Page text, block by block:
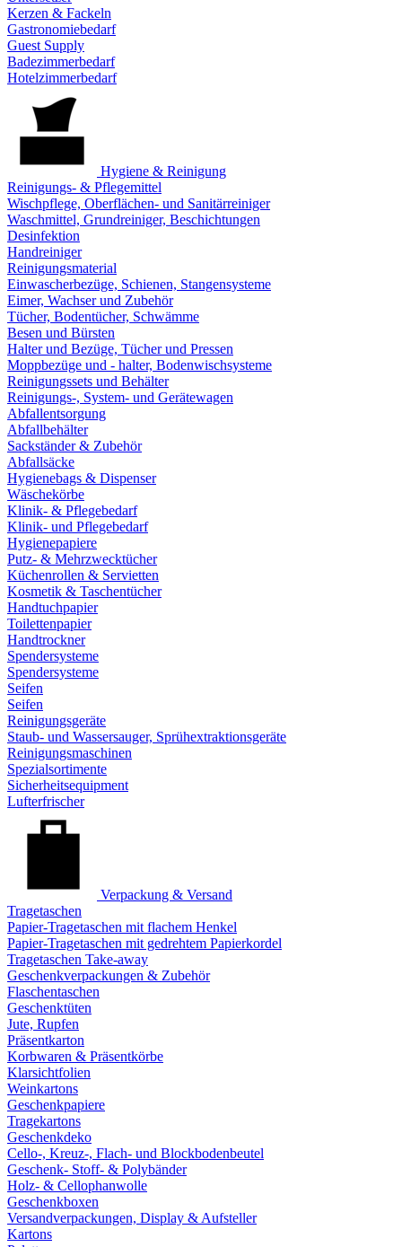
Kerzen & Fackeln
Gastronomiebedarf
Guest Supply
Badezimmerbedarf
Hotelzimmerbedarf
Hygiene & Reinigung
Reinigungs- & Pflegemittel
Wischpflege, Oberflächen- und Sanitärreiniger
Waschmittel, Grundreiniger, Beschichtungen
Desinfektion
Handreiniger
Reinigungsmaterial
Einwascherbezüge, Schienen, Stangensysteme
Eimer, Wachser und Zubehör
Tücher, Bodentücher, Schwämme
Besen und Bürsten
Halter und Bezüge, Tücher und Pressen
Moppbezüge und - halter, Bodenwischsysteme
Reinigungssets und Behälter
Reinigungs-, System- und Gerätewagen
Abfallentsorgung
Abfallbehälter
Sackständer & Zubehör
Abfallsäcke
Hygienebags & Dispenser
Wäschekörbe
Klinik- & Pflegebedarf
Klinik- und Pflegebedarf
Hygienepapiere
Putz- & Mehrzwecktücher
Küchenrollen & Servietten
Kosmetik & Taschentücher
Handtuchpapier
Toilettenpapier
Handtrockner
Spendersysteme
Spendersysteme
Seifen
Seifen
Reinigungsgeräte
Staub- und Wassersauger, Sprühextraktionsgeräte
Reinigungsmaschinen
Spezialsortimente
Sicherheitsequipment
Lufterfrischer
Verpackung & Versand
Tragetaschen
Papier-Tragetaschen mit flachem Henkel
Papier-Tragetaschen mit gedrehtem Papierkordel
Tragetaschen Take-away
Geschenkverpackungen & Zubehör
Flaschentaschen
Geschenktüten
Jute, Rupfen
Präsentkarton
Korbwaren & Präsentkörbe
Klarsichtfolien
Weinkartons
Geschenkpapiere
Tragekartons
Geschenkdeko
Cello-, Kreuz-, Flach- und Blockbodenbeutel
Geschenk- Stoff- & Polybänder
Holz- & Cellophanwolle
Geschenkboxen
Versandverpackungen, Display & Aufsteller
Kartons